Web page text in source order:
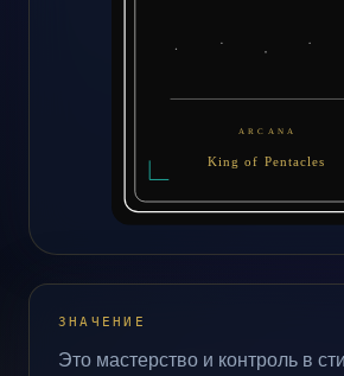
ЗНАЧЕНИЕ
Это мастерство и контроль в